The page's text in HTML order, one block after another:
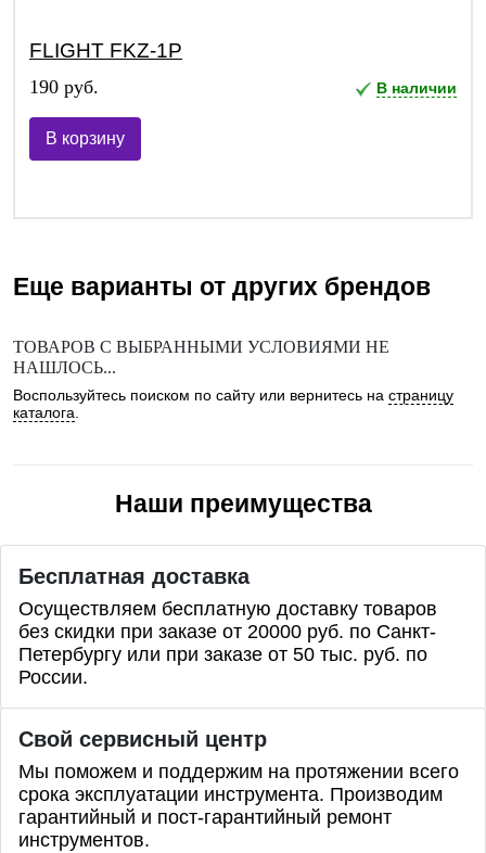
FLIGHT FKZ-1P
190 руб. В наличии
В корзину
Еще варианты от других брендов
ТОВАРОВ С ВЫБРАННЫМИ УСЛОВИЯМИ НЕ
НАШЛОСЬ...
Воспользуйтесь поиском по сайту или вернитесь на страницу
каталога.
Наши преимущества
Бесплатная доставка
Осуществляем бесплатную доставку товаров
без скидки при заказе от 20000 руб. по Санкт-
Петербургу или при заказе от 50 тыс. руб. по
России.
Свой сервисный центр
Мы поможем и поддержим на протяжении всего
срока эксплуатации инструмента. Производим
гарантийный и пост-гарантийный ремонт
инструментов.